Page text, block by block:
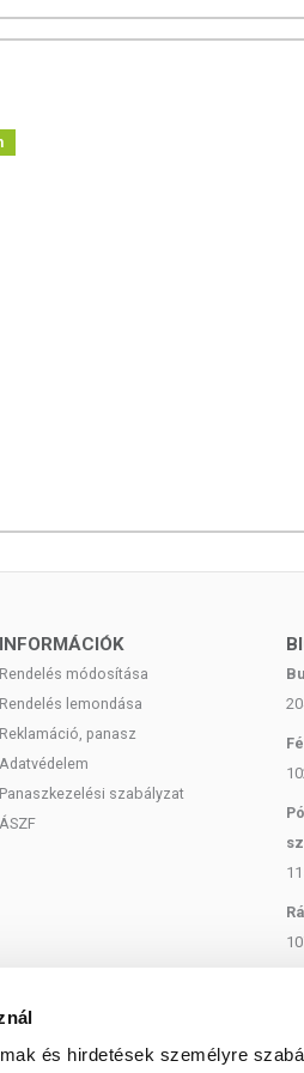
és hirdetések személyre
hatása lehet. A dolgozók
keresztül. A királynők teljesen
mint a dolgozók.
láncú triglicerid olaj, glicerin,
zselatin, fényezőanyag: sárga
méhészeti termékekre,
jelzett időpontig ( nap / hó / év ).
európai uniós szabályozás szerint
étrend kiegészítését szolgálják, és
változatos étrendet és az
nem az orvosi kezelés
kezelőorvosával. Az ajánlott
ha az összetevők
INFORMÁCIÓK
Rendelés módosítása
Rendelés lemondása
Reklamáció, panasz
Adatvédelem
Panaszkezelési szabályzat
ÁSZF